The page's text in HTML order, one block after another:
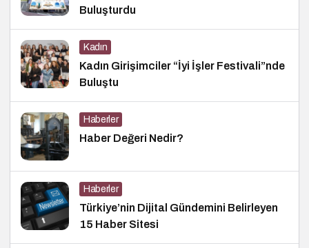
Buluşturdu
Kadın
Kadın Girişimciler “İyi İşler Festivali”nde
Buluştu
Haberler
Haber Değeri Nedir?
Haberler
Türkiye’nin Dijital Gündemini Belirleyen
15 Haber Sitesi